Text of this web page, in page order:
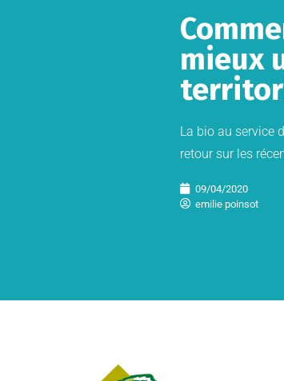
mieux
La bio au service
retour sur les
09/04/2020
emilie poinsot